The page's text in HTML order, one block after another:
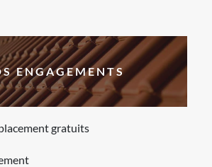
ENGAGEMENTS
gratuits